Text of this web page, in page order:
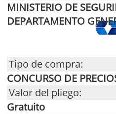
MINISTERIO DE
DEPARTAMENTO
Tipo de compra:
CONCURSO DE
Valor del pliego:
Gratuito